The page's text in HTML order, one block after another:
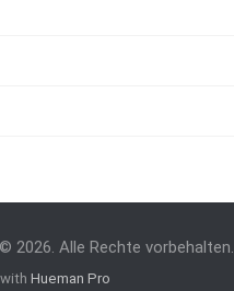
2026. Alle Rechte vorbehalten.
withHueman Pro